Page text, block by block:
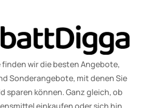
wir die besten Angebote,
Sonderangebote, mit denen Sie
sparen können. Ganz gleich, ob